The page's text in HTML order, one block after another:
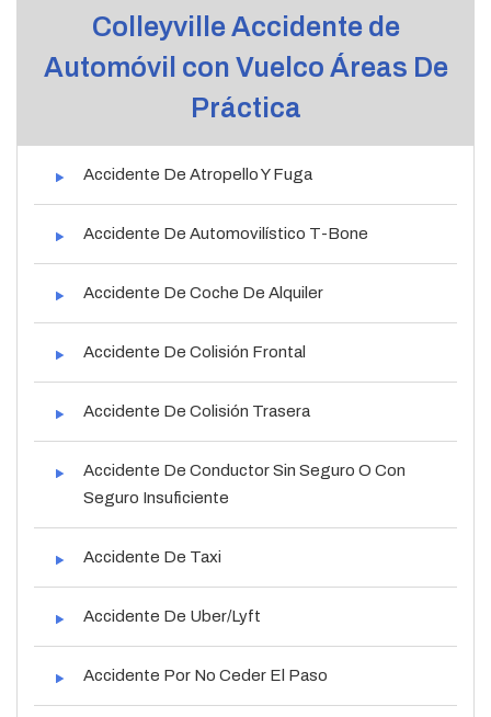
Colleyville Accidente de
Automóvil con Vuelco Áreas De
Práctica
Accidente De Atropello Y Fuga
Accidente De Automovilístico T-Bone
Accidente De Coche De Alquiler
Accidente De Colisión Frontal
Accidente De Colisión Trasera
Accidente De Conductor Sin Seguro O Con
Seguro Insuficiente
Accidente De Taxi
Accidente De Uber/Lyft
Accidente Por No Ceder El Paso